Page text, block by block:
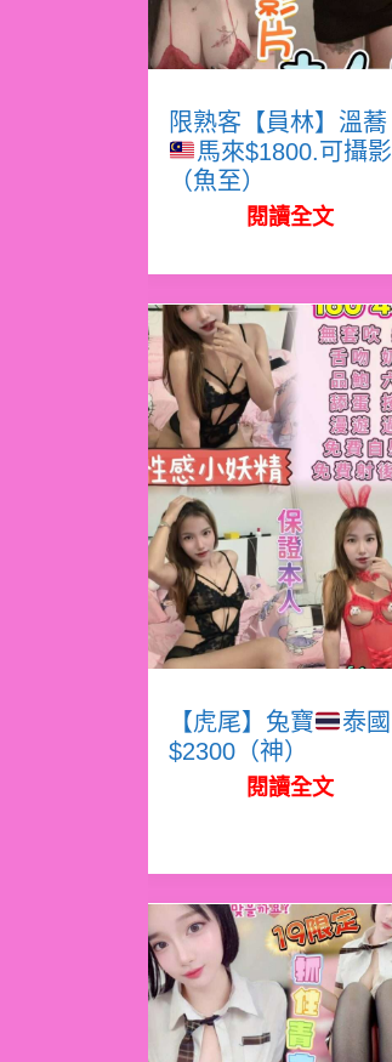
限熟客【員林】溫蕎
馬來$1800.可攝影
（魚至）
閱讀全文
【虎尾】兔寶
泰國
$2300（神）
閱讀全文